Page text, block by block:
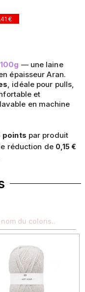
€
— une laine
épaisseur Aran.
, idéale pour pulls,
et
en machine
points par produit
réduction de 0,15 €